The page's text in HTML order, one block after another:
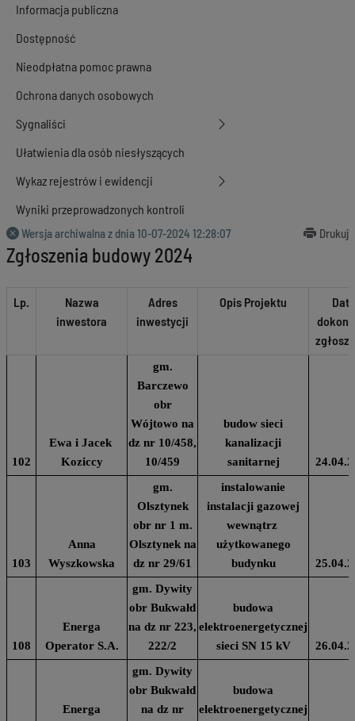
Informacja publiczna
Dostępność
Nieodpłatna pomoc prawna
Ochrona danych osobowych
Sygnaliści
Ułatwienia dla osób niesłyszących
Wykaz rejestrów i ewidencji
Wyniki przeprowadzonych kontroli
Wersja archiwalna z dnia 10-07-2024 12:28:07 Drukuj
Zgłoszenia budowy 2024
Lp.
Nazwa
inwestora
Adres
inwestycji
Opis Projektu
Data
102
Ewa i Jacek
Koziccy
gm.
Barczewo
obr
Wójtowo na
dz nr 10/458,
10/459
budow sieci
kanalizacji
sanitarnej
103
Anna
Wyszkowska
gm.
Olsztynek
obr nr 1 m.
Olsztynek na
dz nr 29/61
instalowanie
instalacji gazowej
wewnątrz
użytkowanego
budynku
108
Energa
Operator S.A.
gm. Dywity
obr Bukwałd
na dz nr 223,
222/2
budowa
elektroenergetycznej
sieci SN 15 kV
Energa
gm. Dywity
obr Bukwałd
na dz nr
budowa
elektroenergetycznej